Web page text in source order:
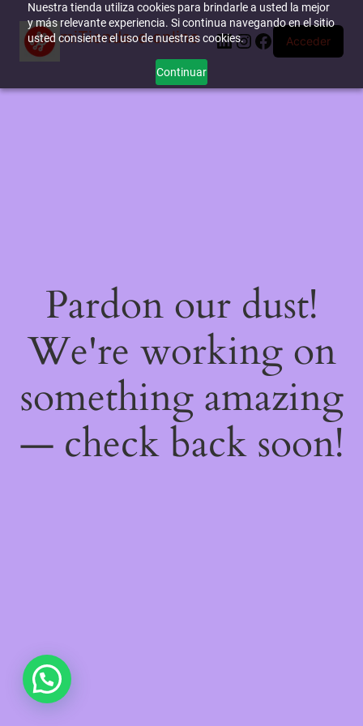
Nuestra tienda utiliza cookies para brindarle a usted la mejor
y más relevante experiencia. Si continua navegando en el sitio
usted consiente el uso de nuestras cookies.
Continuar
miTienda-e.online LinkedIn
Instagram
Facebook
Acceder
Pardon our dust!
We're working on
something amazing
— check back soon!